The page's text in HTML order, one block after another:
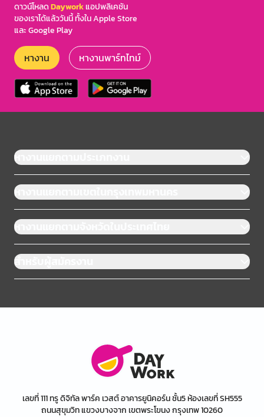
ดาวน์โหลดDayworkแอปพลิเคชัน
ของเราได้แล้ววันนี้ ทั้งใน Apple Store
และ Google Play
หางาน หางานพาร์ทไทม์
หางานแยกตามประเภทงาน
หางานแยกตามเขตในกรุงเทพมหานคร
หางานแยกตามจังหวัดในประเทศไทย
สำหรับผู้สมัครงาน
เลขที่ 111 ทรู ดิจิทัล พาร์ค เวสต์ อาคารยูนิคอร์น ชั้น5 ห้องเลขที่ SH555
ถนนสุขุมวิท แขวงบางจาก เขตพระโขนง กรุงเทพ 10260